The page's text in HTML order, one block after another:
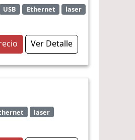
USB Ethernet laser
Ver Detalle
laser